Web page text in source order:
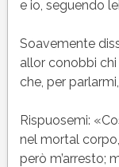
e io, seguendo
Soavemente
allor conobbi chi
che, per
Rispuosemi:
nel mortal
però m’arresto;